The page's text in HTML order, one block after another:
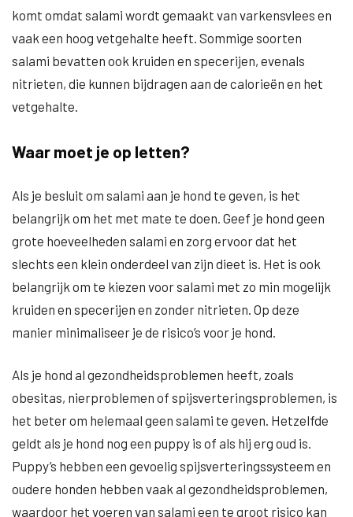
komt omdat salami wordt gemaakt van varkensvlees en
vaak een hoog vetgehalte heeft. Sommige soorten
salami bevatten ook kruiden en specerijen, evenals
nitrieten, die kunnen bijdragen aan de calorieën en het
vetgehalte.
Waar moet je op letten?
Als je besluit om salami aan je hond te geven, is het
belangrijk om het met mate te doen. Geef je hond geen
grote hoeveelheden salami en zorg ervoor dat het
slechts een klein onderdeel van zijn dieet is. Het is ook
belangrijk om te kiezen voor salami met zo min mogelijk
kruiden en specerijen en zonder nitrieten. Op deze
manier minimaliseer je de risico’s voor je hond.
Als je hond al gezondheidsproblemen heeft, zoals
obesitas, nierproblemen of spijsverteringsproblemen, is
het beter om helemaal geen salami te geven. Hetzelfde
geldt als je hond nog een puppy is of als hij erg oud is.
Puppy’s hebben een gevoelig spijsverteringssysteem en
oudere honden hebben vaak al gezondheidsproblemen,
waardoor het voeren van salami een te groot risico kan